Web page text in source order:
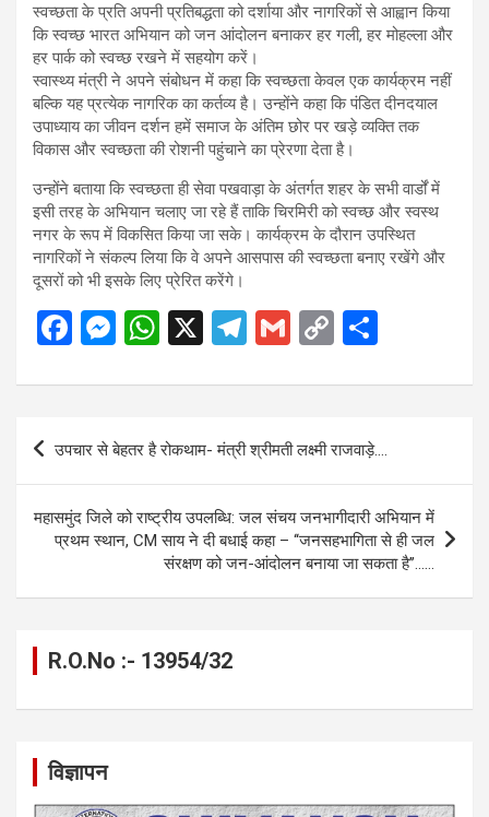
स्वच्छता के प्रति अपनी प्रतिबद्धता को दर्शाया और नागरिकों से आह्वान किया
कि स्वच्छ भारत अभियान को जन आंदोलन बनाकर हर गली, हर मोहल्ला और
हर पार्क को स्वच्छ रखने में सहयोग करें।
स्वास्थ्य मंत्री ने अपने संबोधन में कहा कि स्वच्छता केवल एक कार्यक्रम नहीं
बल्कि यह प्रत्येक नागरिक का कर्तव्य है। उन्होंने कहा कि पंडित दीनदयाल
उपाध्याय का जीवन दर्शन हमें समाज के अंतिम छोर पर खड़े व्यक्ति तक
विकास और स्वच्छता की रोशनी पहुंचाने का प्रेरणा देता है।
उन्होंने बताया कि स्वच्छता ही सेवा पखवाड़ा के अंतर्गत शहर के सभी वार्डों में
इसी तरह के अभियान चलाए जा रहे हैं ताकि चिरमिरी को स्वच्छ और स्वस्थ
नगर के रूप में विकसित किया जा सके। कार्यक्रम के दौरान उपस्थित
नागरिकों ने संकल्प लिया कि वे अपने आसपास की स्वच्छता बनाए रखेंगे और
दूसरों को भी इसके लिए प्रेरित करेंगे।
F
ce
o
o
k
M
se
n
g
er
W
at
s
A
p
p
X
T
e
gr
a
m
G
ail
C
py
n
k
ar
Post
उपचार से बेहतर है रोकथाम- मंत्री श्रीमती लक्ष्मी राजवाड़े….
महासमुंद जिले को राष्ट्रीय उपलब्धि: जल संचय जनभागीदारी अभियान में
प्रथम स्थान, CM साय ने दी बधाई कहा – ‘‘जनसहभागिता से ही जल
संरक्षण को जन-आंदोलन बनाया जा सकता है’’……
R.O.No :- 13954/32
विज्ञापन